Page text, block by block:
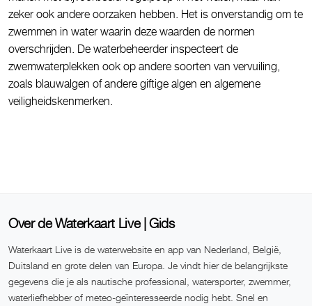
zeker ook andere oorzaken hebben. Het is onverstandig om te
zwemmen in water waarin deze waarden de normen
overschrijden. De waterbeheerder inspecteert de
zwemwaterplekken ook op andere soorten van vervuiling,
zoals blauwalgen of andere giftige algen en algemene
veiligheidskenmerken.
Over de Waterkaart Live | Gids
Waterkaart Live is de waterwebsite en app van Nederland, België,
Duitsland en grote delen van Europa. Je vindt hier de belangrijkste
gegevens die je als nautische professional, watersporter, zwemmer,
waterliefhebber of meteo-geïnteresseerde nodig hebt. Snel en